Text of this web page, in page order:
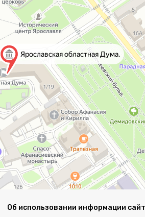
Об использовании информации